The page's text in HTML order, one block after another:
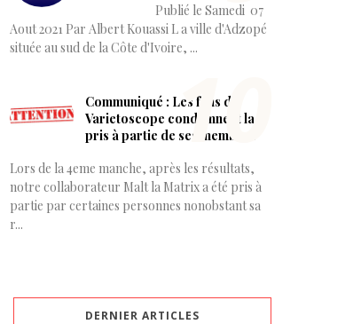
Publié le Samedi 07
Aout 2021 Par Albert Kouassi L a ville d'Adzopé
située au sud de la Côte d'Ivoire, ...
Communiqué : Les fans de
Varietoscope condamnent la
pris à partie de ses membres
Lors de la 4eme manche, après les résultats,
notre collaborateur Malt la Matrix a été pris à
partie par certaines personnes nonobstant sa
r...
DERNIER ARTICLES